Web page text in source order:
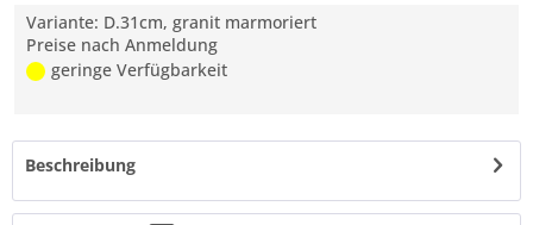
Variante: D.31cm, granit marmoriert
Preise nach Anmeldung
geringe Verfügbarkeit
Beschreibung